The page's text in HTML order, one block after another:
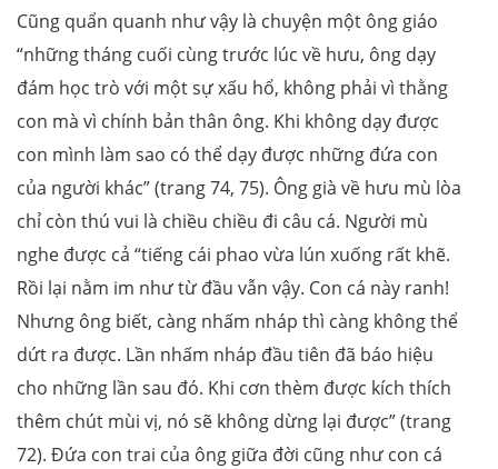
Cũng quẩn quanh như vậy là chuyện một ông giáo
“những tháng cuối cùng trước lúc về hưu, ông dạy
đám học trò với một sự xấu hổ, không phải vì thằng
con mà vì chính bản thân ông. Khi không dạy được
con mình làm sao có thể dạy được những đứa con
của người khác” (trang 74, 75). Ông già về hưu mù lòa
chỉ còn thú vui là chiều chiều đi câu cá. Người mù
nghe được cả “tiếng cái phao vừa lún xuống rất khẽ.
Rồi lại nằm im như từ đầu vẫn vậy. Con cá này ranh!
Nhưng ông biết, càng nhấm nháp thì càng không thể
dứt ra được. Lần nhấm nháp đầu tiên đã báo hiệu
cho những lần sau đó. Khi cơn thèm được kích thích
thêm chút mùi vị, nó sẽ không dừng lại được” (trang
72). Đứa con trai của ông giữa đời cũng như con cá